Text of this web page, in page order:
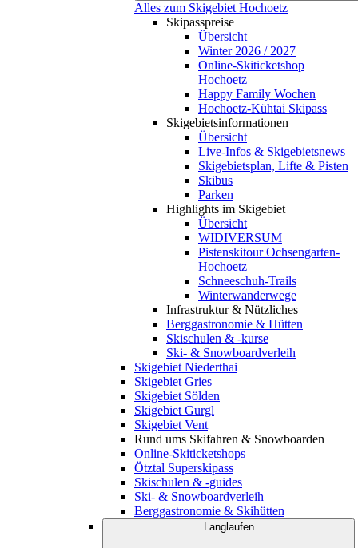
Alles zum Skigebiet Hochoetz
Skipasspreise
Übersicht
Winter 2026 / 2027
Online-Skiticketshop
Hochoetz
Happy Family Wochen
Hochoetz-Kühtai Skipass
Skigebietsinformationen
Übersicht
Live-Infos & Skigebietsnews
Skigebietsplan, Lifte & Pisten
Skibus
Parken
Highlights im Skigebiet
Übersicht
WIDIVERSUM
Pistenskitour Ochsengarten-
Hochoetz
Schneeschuh-Trails
Winterwanderwege
Infrastruktur & Nützliches
Berggastronomie & Hütten
Skischulen & -kurse
Ski- & Snowboardverleih
Skigebiet Niederthai
Skigebiet Gries
Skigebiet Sölden
Skigebiet Gurgl
Skigebiet Vent
Rund ums Skifahren & Snowboarden
Online-Skiticketshops
Ötztal Superskipass
Skischulen & -guides
Ski- & Snowboardverleih
Berggastronomie & Skihütten
Langlaufen